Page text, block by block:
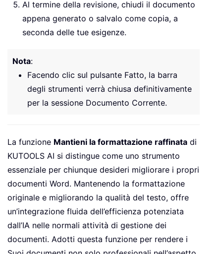
Al termine della revisione, chiudi il documento
appena generato o salvalo come copia, a
seconda delle tue esigenze.
Nota:
Facendo clic sul pulsante Fatto, la barra
degli strumenti verrà chiusa definitivamente
per la sessione Documento Corrente.
La funzione Mantieni la formattazione raffinata di
KUTOOLS AI si distingue come uno strumento
essenziale per chiunque desideri migliorare i propri
documenti Word. Mantenendo la formattazione
originale e migliorando la qualità del testo, offre
un’integrazione fluida dell’efficienza potenziata
dall’IA nelle normali attività di gestione dei
documenti. Adotti questa funzione per rendere i